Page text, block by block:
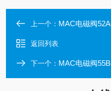
上一个： MAC电磁阀
返回列表
下一个： MAC电磁阀